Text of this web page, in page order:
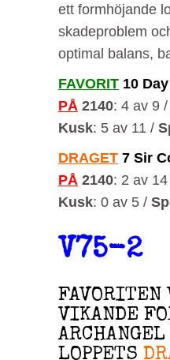
ett formhöjande
skadeproblem
optimal balans,
FAVORIT 10
PÅ 2140: 4 av 9 /
Kusk: 5 av 11 /
DRAGET 7 Sir
PÅ 2140: 2 av
Kusk: 0 av 5 /
V75-2
FAVORITEN
VIKANDE
LOPPETS